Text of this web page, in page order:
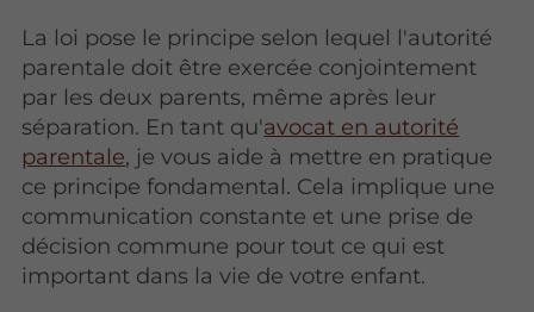
La loi pose le principe selon lequel l'autorité
parentale doit être exercée conjointement
par les deux parents, même après leur
séparation. En tant qu'avocat en autorité
parentale, je vous aide à mettre en pratique
ce principe fondamental. Cela implique une
communication constante et une prise de
décision commune pour tout ce qui est
important dans la vie de votre enfant.